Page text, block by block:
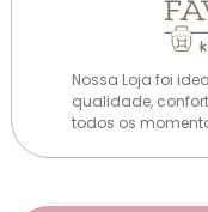
Nossa Loja foi
qualidade,
todos os